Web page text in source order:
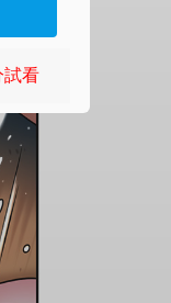
試看